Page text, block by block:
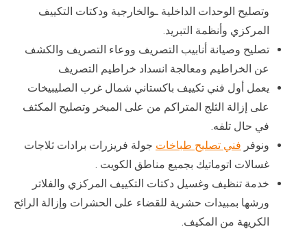
وتصليح الوحدات الداخلية ـوالخارجية ودكتات التكييف
المركزي وأنظمة التبريد.
تصليح وصيانة أنابيب التصريف ووعاء التصريف والكشف
عن الخراطيم ومعالجة انسداد خراطيم التصريف
يعمل أول فني تكييف باكستاني شمال غرب الصليبيخات
على إزالة الثلج المتراكم من على المبخر وتصليح المكثف
في حال تلفه.
ونوفر فني تصليح طباخات جولة فريزرات برادات ثلاجات
غسالات اتوماتيك بجميع مناطق الكويت .
خدمة تنظيف وغسيل دكتات التكييف المركزي والفلاتر
ورشها بمبيدات حشرية للقضاء على الحشرات وإزالة الرائح
الكريهة من المكيف.